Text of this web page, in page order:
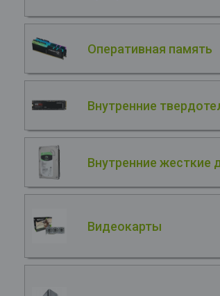
Оперативная память
Внутренние
Внутренние жесткие
Видеокарты